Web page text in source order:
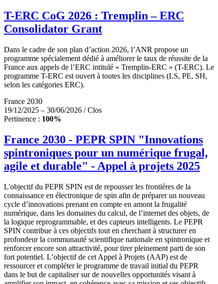
T-ERC CoG 2026 : Tremplin – ERC
Consolidator Grant
Dans le cadre de son plan d’action 2026, l’ANR propose un
programme spécialement dédié à améliorer le taux de réussite de la
France aux appels de l’ERC intitulé « Tremplin-ERC » (T-ERC). Le
programme T-ERC est ouvert à toutes les disciplines (LS, PE, SH,
selon les catégories ERC).
France 2030
19/12/2025 – 30/06/2026 / Clos
Pertinence : 100%
France 2030 - PEPR SPIN "Innovations
spintroniques pour un numérique frugal,
agile et durable" - Appel à projets 2025
L'objectif du PEPR SPIN est de repousser les frontières de la
connaissance en électronique de spin afin de préparer un nouveau
cycle d’innovations prenant en compte en amont la frugalité
numérique, dans les domaines du calcul, de l’internet des objets, de
la logique reprogrammable, et des capteurs intelligents. Le PEPR
SPIN contribue à ces objectifs tout en cherchant à structurer en
profondeur la communauté scientifique nationale en spintronique et
renforcer encore son attractivité, pour tirer pleinement parti de son
fort potentiel. L’objectif de cet Appel à Projets (AAP) est de
ressourcer et compléter le programme de travail initial du PEPR
dans le but de capitaliser sur de nouvelles opportunités visant à